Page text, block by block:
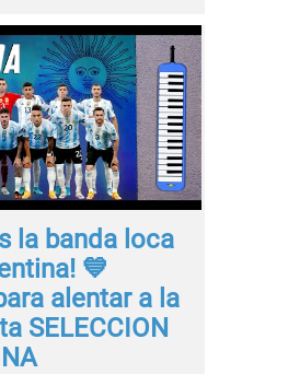
la banda loca
💙
alentar a la
SELECCION